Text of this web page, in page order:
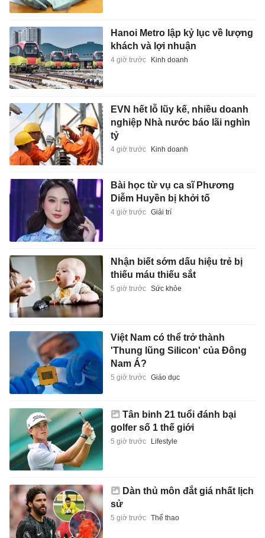
Hanoi Metro lập kỷ lục về lượng
khách và lợi nhuận
4 giờ trước Kinh doanh
EVN hết lỗ lũy kế, nhiều doanh
nghiệp Nhà nước báo lãi nghìn
tỷ
4 giờ trước Kinh doanh
Bài học từ vụ ca sĩ Phương
Diễm Huyền bị khởi tố
4 giờ trước Giải trí
Nhận biết sớm dấu hiệu trẻ bị
thiếu máu thiếu sắt
5 giờ trước Sức khỏe
Việt Nam có thể trở thành
'Thung lũng Silicon' của Đông
Nam Á?
5 giờ trước Giáo dục
Tân binh 21 tuổi đánh bại
golfer số 1 thế giới
5 giờ trước Lifestyle
Dàn thủ môn đắt giá nhất lịch
sử
5 giờ trước Thể thao